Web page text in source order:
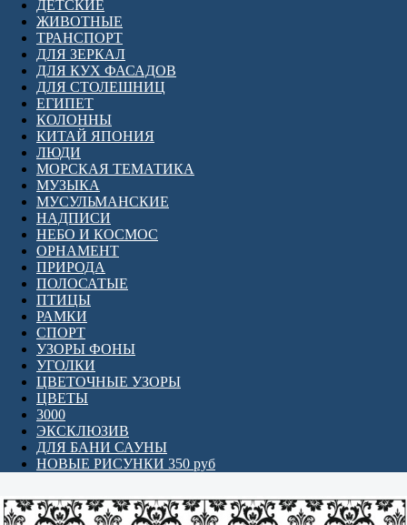
ДЕТСКИЕ
ЖИВОТНЫЕ
ТРАНСПОРТ
ДЛЯ ЗЕРКАЛ
ДЛЯ КУХ ФАСАДОВ
ДЛЯ СТОЛЕШНИЦ
ЕГИПЕТ
КОЛОННЫ
КИТАЙ ЯПОНИЯ
ЛЮДИ
МОРСКАЯ ТЕМАТИКА
МУЗЫКА
МУСУЛЬМАНСКИЕ
НАДПИСИ
НЕБО И КОСМОС
ОРНАМЕНТ
ПРИРОДА
ПОЛОСАТЫЕ
ПТИЦЫ
РАМКИ
СПОРТ
УЗОРЫ ФОНЫ
УГОЛКИ
ЦВЕТОЧНЫЕ УЗОРЫ
ЦВЕТЫ
3000
ЭКСКЛЮЗИВ
ДЛЯ БАНИ САУНЫ
НОВЫЕ РИСУНКИ 350 руб